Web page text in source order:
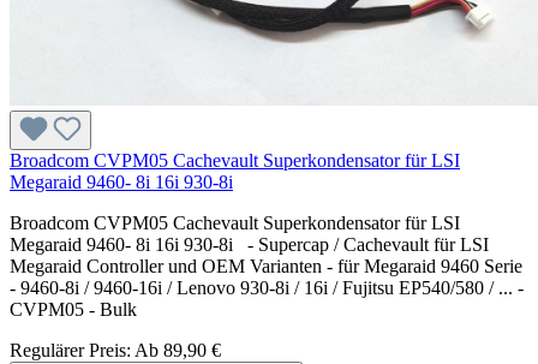
Broadcom CVPM05 Cachevault Superkondensator für LSI
Megaraid 9460- 8i 16i 930-8i
Broadcom CVPM05 Cachevault Superkondensator für LSI
Megaraid 9460- 8i 16i 930-8i - Supercap / Cachevault für LSI
Megaraid Controller und OEM Varianten - für Megaraid 9460 Serie
- 9460-8i / 9460-16i / Lenovo 930-8i / 16i / Fujitsu EP540/580 / ... -
CVPM05 - Bulk
Regulärer Preis: Ab 89,90 €